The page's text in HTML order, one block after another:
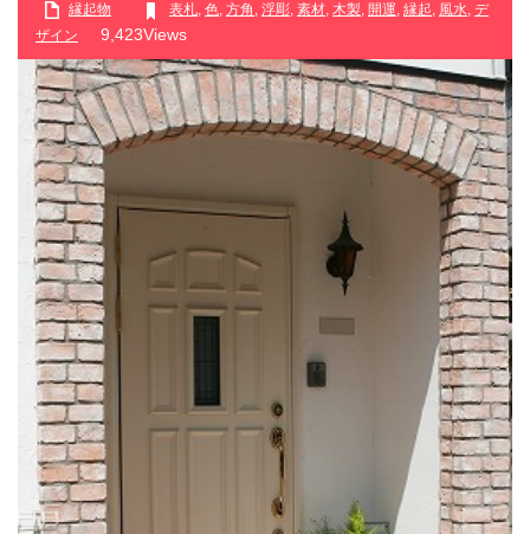
縁起物 表札, 色, 方角 , 浮彫, 素材, 木製, 開運, 縁起, 風水, デ
ザイン
9,423Views